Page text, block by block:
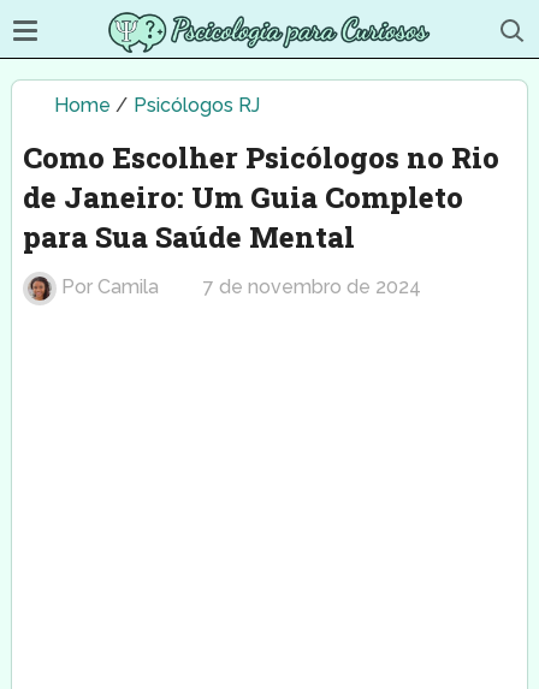
Home / Psicólogos RJ
Como Escolher Psicólogos no Rio
de Janeiro: Um Guia Completo
para Sua Saúde Mental
Por Camila 7 de novembro de 2024